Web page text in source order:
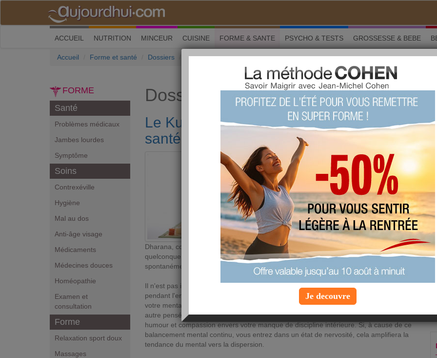
ACCUEIL (current)
NUTRITION MINCEUR CUISINE FORME & SANTE PSYCHO & TESTS GROSSESSE & BEBE
Accueil Forme et santé Dossiers Le Kundalini yoga, bon pour votre capital santé
FORME
Santé
Problèmes médicaux
Jambes lourdes
Symptôme
Soins
Contrexéville
Hygiène
Mal au dos
Anti-âge visage
Médicaments
Médecines douces
Homéopathie
Examen et
consultation
Forme
Relaxation sport doux
Massages
Dossiers Forme & santé
Le Kundalini yoga, bon pour votre capital
santé
LU 108565 fois COMMENTÉ 0 fois
TAGS:
Kundalini yoga
yoga
AUTEUR : Parvan Kaur -
www.solidairebox.com
mercredi 31 janvier 2018
Dharana, consiste dans la capacité à nous concentrer, à volonté, sur un objet
quelconque, pendant un temps indéfini, même si l'objet de la concentration n'attire pas
spontanément notre attention.
Il n'est pas indiqué de forcer le mental à se concentrer; c'est une règle de base
pendant l'entraînement. Afin de prévenir ce phénomène, commencez par focaliser
votre mental sur un objet bien défini, et lorsqu'il aura la tendance à sauter vers une
autre pensée, faites-le revenir doucement avec patience et beaucoup de calme, avec
humour et compassion envers votre manque de discipline intérieure. Si, à cause de ce
balancement mental continu, vous entrez dans un état de nervosité, cela amplifiera la
tendance du mental vers la dispersion.
Je decouvre